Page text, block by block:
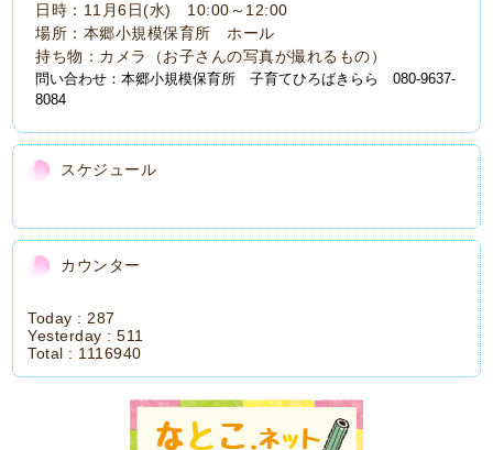
日時：11月6日(水) 10:00～12:00
場所：本郷小規模保育所 ホール
持ち物：カメラ（お子さんの写真が撮れるもの）
問い合わせ：本郷小規模保育所 子育てひろばきらら 080-9637-
8084
スケジュール
カウンター
Today :287
Yesterday :511
Total : 1116940